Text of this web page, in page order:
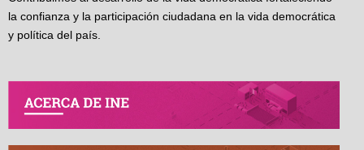
la confianza y la participación ciudadana en la vida democrática
y política del país.